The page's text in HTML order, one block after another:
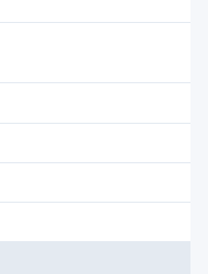
orange-roten
nachvollziehbar.
ein Leuchtranzen